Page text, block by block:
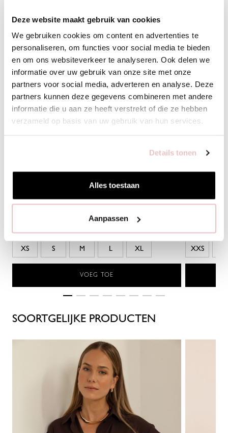
Deze website maakt gebruik van cookies
We gebruiken cookies om content en advertenties te
personaliseren, om functies voor social media te bieden
en om ons websiteverkeer te analyseren. Ook delen we
informatie over uw gebruik van onze site met onze
partners voor social media, adverteren en analyse. Deze
partners kunnen deze gegevens combineren met andere
informatie die u aan ze heeft verstrekt of die ze hebben
verzameld op basis van uw gebruik van hun services.
Details tonen
Alles toestaan
Aanpassen
XS S M L XL
VOEG TOE
XXS
SOORTGELIJKE PRODUCTEN